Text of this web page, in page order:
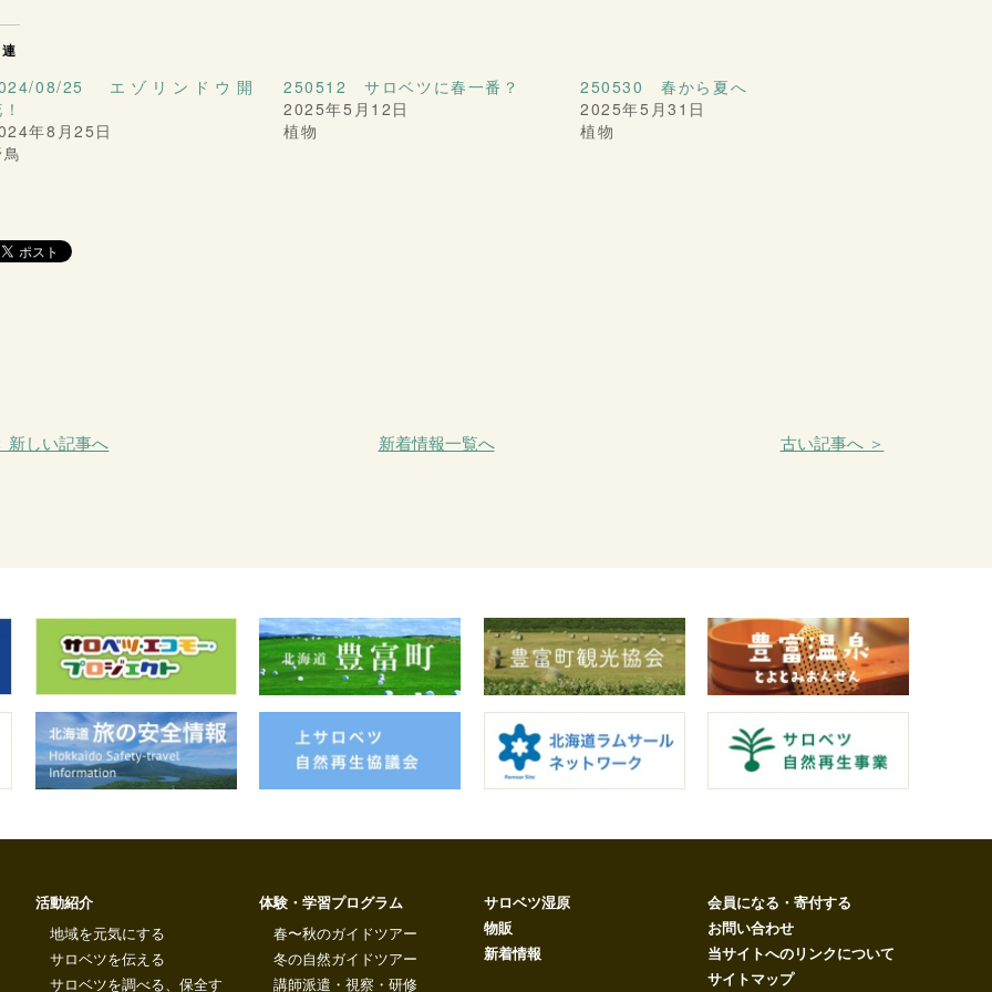
08/25 エゾリンドウ開
年8月25日
250512 サロベツに春一番？
2025年5月12日
植物
250530 春から夏へ
2025年5月31日
植物
新しい記事へ 新着情報一覧へ 古い記事へ ＞
活動紹介
地域を元気にする
サロベツを伝える
サロベツを調べる、保全す
体験・学習プログラム
春〜秋のガイドツアー
冬の自然ガイドツアー
講師派遣・視察・研修
サロベツ湿原
物販
新着情報
会員になる・寄付する
お問い合わせ
当サイトへのリンクについて
サイトマップ